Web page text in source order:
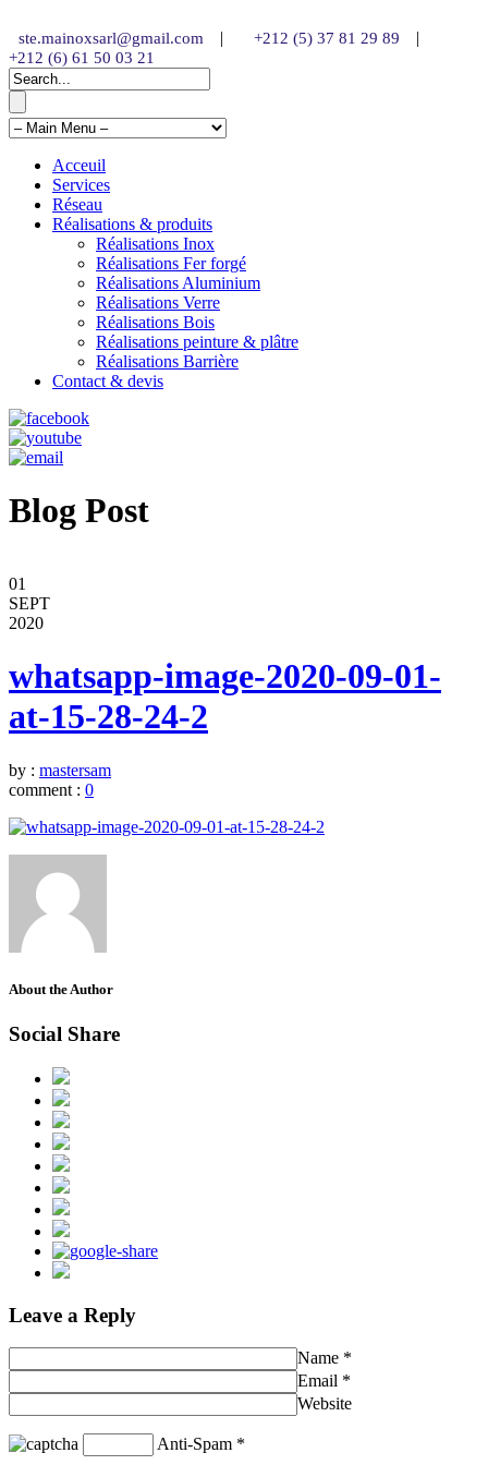
ste.mainoxsarl@gmail.com | +212 (5) 37 81 29 89 |
+212 (6) 61 50 03 21
Acceuil
Services
Réseau
Réalisations & produits
Réalisations Inox
Réalisations Fer forgé
Réalisations Aluminium
Réalisations Verre
Réalisations Bois
Réalisations peinture & plâtre
Réalisations Barrière
Contact & devis
Blog Post
01
SEPT
2020
whatsapp-image-2020-09-01-
at-15-28-24-2
by : mastersam
comment : 0
About the Author
Social Share
Leave a Reply
Name *
Email *
Website
Anti-Spam *